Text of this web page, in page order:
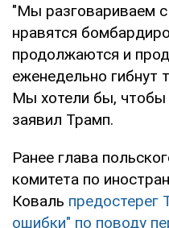
"Мы разговариваем
нравятся
продолжаются и
еженедельно
Мы хотели бы, чтобы
заявил Трамп.
Ранее глава
комитета по
Коваль предостерег
ошибки" по поводу